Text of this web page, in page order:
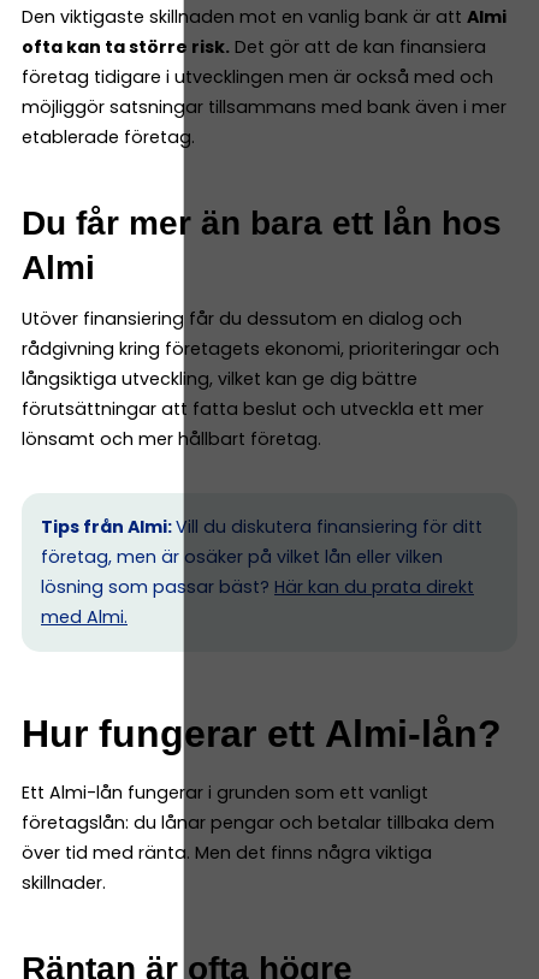
Den viktigaste skillnaden mot en vanlig bank är att Almi
ofta kan ta större risk. Det gör att de kan finansiera
företag tidigare i utvecklingen men är också med och
möjliggör satsningar tillsammans med bank även i mer
etablerade företag.
Du får mer än bara ett lån hos
Almi
Utöver finansiering får du dessutom en dialog och
rådgivning kring företagets ekonomi, prioriteringar och
långsiktiga utveckling, vilket kan ge dig bättre
förutsättningar att fatta beslut och utveckla ett mer
lönsamt och mer hållbart företag.
Tips från Almi:Vill du diskutera finansiering för ditt
företag, men är osäker på vilket lån eller vilken
lösning som passar bäst? Här kan du prata direkt
med Almi.
Hur fungerar ett Almi-lån?
Ett Almi-lån fungerar i grunden som ett vanligt
företagslån: du lånar pengar och betalar tillbaka dem
över tid med ränta. Men det finns några viktiga
skillnader.
Räntan är ofta högre